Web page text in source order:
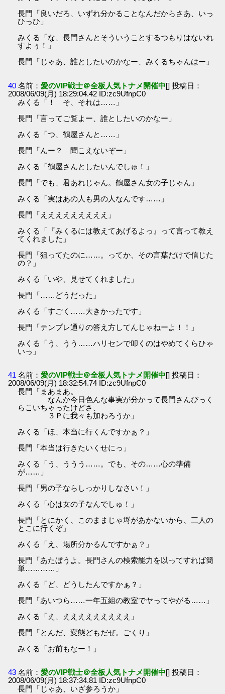
長門「良いだろ、いずれ分かることなんだからさあ、いっ
ひっひ」
みくる「な、長門さんとそういうことするつもりはないれ
すよぅ！」
長門「じゃあ、誰としたいのかなー、みくるちゃんはー」
40 名前：愛のVIP戦士＠全板人気トナメ開催中[] 投稿日：
2008/06/09(月) 18:29:04.42 ID:zc9UfnpC0
みくる「！ そ、それは……」
長門「言ってご覧よー、誰としたいのかなー」
みくる「つ、鶴屋さんと……」
長門「んー？ 聞こえないぞー」
みくる「鶴屋さんとしたいんでしゅ！」
長門「でも、君あれじゃん。鶴屋さん女の子じゃん」
みくる「実はあの人も男の人なんです……」
長門「えええええええええ」
みくる「『みくるには教えてあげるよっ』って言って教え
てくれました」
長門「狙ってたのに……。ってか、その言葉だけで信じた
の？」
みくる「いや、見せてくれました」
長門「……どうだった」
みくる「すごく……大きかったです」
長門「テンプレ通りの答え方してんじゃねーよ！！」
みくる「う、うう……ハリセンで叩くのはやめてくらひゃ
いっ」
41 名前：愛のVIP戦士＠全板人気トナメ開催中[] 投稿日：
2008/06/09(月) 18:32:54.74 ID:zc9UfnpC0
長門「まあまあ。
なんか今日色んな事実が分かって長門さんびっく
らこいちゃったけどさ、
３Ｐに我々も加わろうか」
みくる「ほ、本当に行くんですかぁ？」
長門「本当は行きたいくせにっ」
みくる「う、ううう……。でも、その……心の準備
が……」
長門「男の子ならしっかりしなさい！」
みくる「心は女の子なんでしゅ！」
長門「とにかく、このままじゃ埒があかないから、三人の
とこに行くぞ」
みくる「え、場所分かるんですかぁ？」
長門「あたぼうよ。長門さんの検索能力を以ってすれば簡
単…………」
みくる「ど、どうしたんですかぁ？」
長門「あいつら……一年五組の教室でヤってやがる……」
みくる「え、えええええええええ」
長門「とんだ、変態どもだぜ。ごくり」
みくる「お前もなー！」
43 名前：愛のVIP戦士＠全板人気トナメ開催中[] 投稿日：
2008/06/09(月) 18:37:34.81 ID:zc9UfnpC0
長門「じゃあ、いざ参ろうか」